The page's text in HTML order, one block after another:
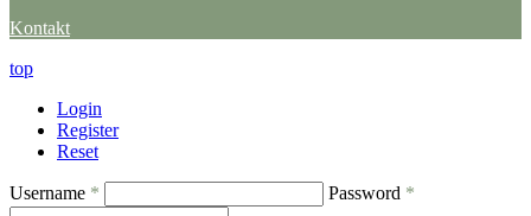
Kontakt
top
Login
Register
Reset
Username * Password *